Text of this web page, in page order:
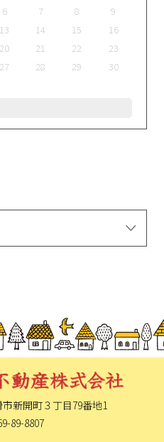
6 7 8
9
13 14 15
16
20 21 22
23
27 28 29
30
市新開町３丁目79番地1
89-8807